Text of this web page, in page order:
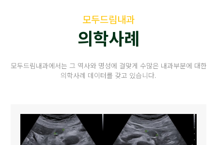
모두드림내과
의학사례
모두드림내과에서는 그 역사와 명성에 걸맞게 수많은 내과부분에 대한
의학사례 데이터를 갖고 있습니다.